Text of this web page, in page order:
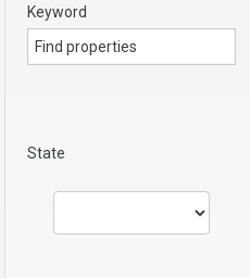
Keyword
State